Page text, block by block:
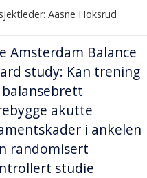
Aasne Hoksrud
Amsterdam Balance
study: Kan trening
balansebrett
akutte
i ankelen
randomisert
studie